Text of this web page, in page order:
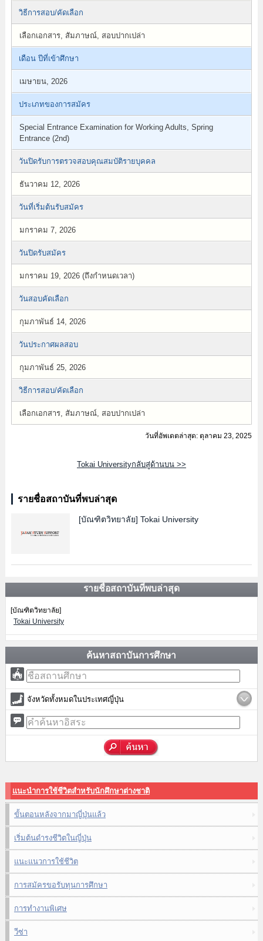
วิธีการสอบ/คัดเลือก
เลือกเอกสาร, สัมภาษณ์, สอบปากเปล่า
เดือน ปีที่เข้าศึกษา
เมษายน, 2026
ประเภทของการสมัคร
Special Entrance Examination for Working Adults, Spring
Entrance (2nd)
วันปิดรับการตรวจสอบคุณสมบัติรายบุคคล
ธันวาคม 12, 2026
วันที่เริ่มต้นรับสมัคร
มกราคม 7, 2026
วันปิดรับสมัคร
มกราคม 19, 2026 (ถึงกำหนดเวลา)
วันสอบคัดเลือก
กุมภาพันธ์ 14, 2026
วันประกาศผลสอบ
กุมภาพันธ์ 25, 2026
วิธีการสอบ/คัดเลือก
เลือกเอกสาร, สัมภาษณ์, สอบปากเปล่า
วันที่อัพเดตล่าสุด: ตุลาคม 23, 2025
Tokai Universityกลับสู่ด้านบน >>
รายชื่อสถาบันที่พบล่าสุด
[บัณฑิตวิทยาลัย] Tokai University
รายชื่อสถาบันที่พบล่าสุด
[บัณฑิตวิทยาลัย]
Tokai University
ค้นหาสถาบันการศึกษา
จังหวัดทั้งหมดในประเทศญี่ปุ่น
แนะนำการใช้ชีวิตสำหรับนักศึกษาต่างชาติ
ขั้นตอนหลังจากมาญี่ปุ่นแล้ว
เริ่มต้นดำรงชีวิตในญี่ปุ่น
แนะแนวการใช้ชีวิต
การสมัครขอรับทุนการศึกษา
การทำงานพิเศษ
วีซ่า